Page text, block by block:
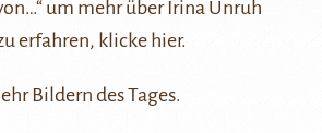
um mehr über Irina Unruh
erfahren, klicke hier.
Bildern des Tages.